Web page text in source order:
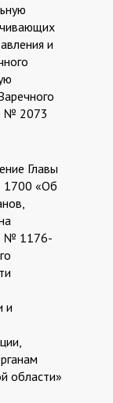
и
№ 2073
Главы
1700 «Об
№ 1176-
и
области»